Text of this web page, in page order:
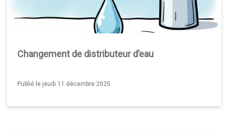
Changement de distributeur d’eau
Publié le jeudi 11 décembre 2025